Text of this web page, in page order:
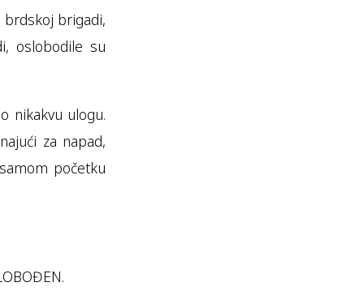
brdskoj brigadi,
oslobodile su
nikakvu ulogu.
za napad,
početku